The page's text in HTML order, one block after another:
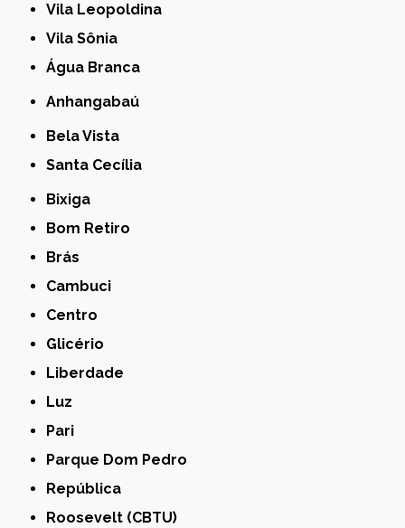
Vila Leopoldina
Vila Sônia
Água Branca
Anhangabaú
Bela Vista
Santa Cecília
Bixiga
Bom Retiro
Brás
Cambuci
Centro
Glicério
Liberdade
Luz
Pari
Parque Dom Pedro
República
Roosevelt (CBTU)